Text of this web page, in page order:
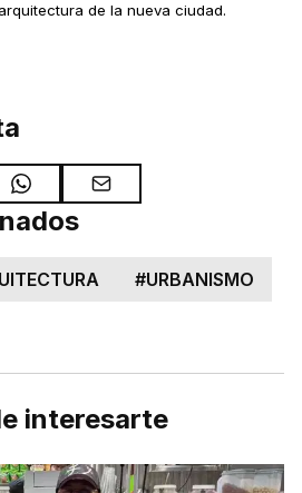
de la nueva ciudad.
#URBANISMO
interesarte